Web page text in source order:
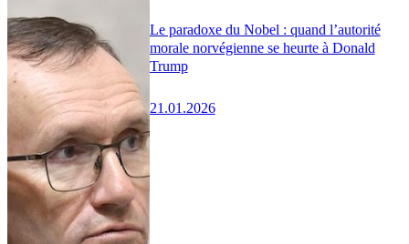
Le paradoxe du Nobel : quand l’autorité
morale norvégienne se heurte à Donald
Trump
21.01.2026